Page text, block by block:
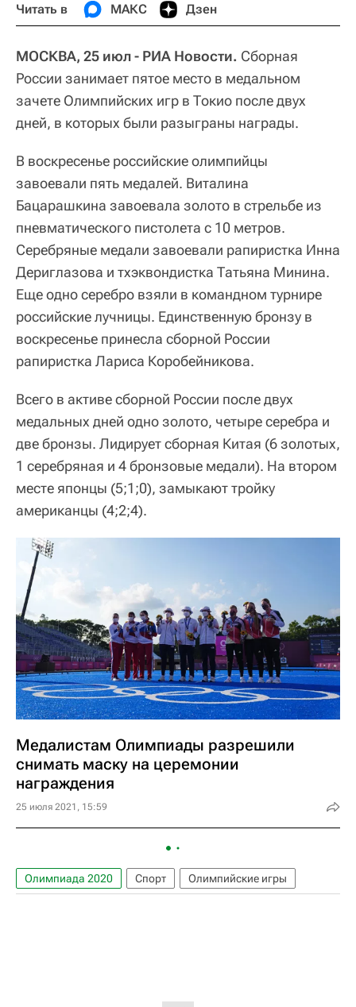
Читать в МАКС Дзен
МОСКВА, 25 июл - РИА Новости. Сборная
России занимает пятое место в медальном
зачете Олимпийских игр в Токио после двух
дней, в которых были разыграны награды.
В воскресенье российские олимпийцы
завоевали пять медалей. Виталина
Бацарашкина завоевала золото в стрельбе из
пневматического пистолета с 10 метров.
Серебряные медали завоевали рапиристка Инна
Дериглазова и тхэквондистка Татьяна Минина.
Еще одно серебро взяли в командном турнире
российские лучницы. Единственную бронзу в
воскресенье принесла сборной России
рапиристка Лариса Коробейникова.
Всего в активе сборной России после двух
медальных дней одно золото, четыре серебра и
две бронзы. Лидирует сборная Китая (6 золотых,
1 серебряная и 4 бронзовые медали). На втором
месте японцы (5;1;0), замыкают тройку
американцы (4;2;4).
Медалистам Олимпиады разрешили
снимать маску на церемонии
награждения
25 июля 2021, 15:59
Олимпиада 2020 Спорт Олимпийские игры